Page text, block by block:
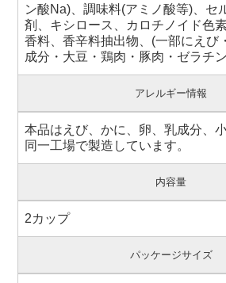
ン酸Na)、調味料(アミノ酸等)、セ
剤、キシロース、カロチノイド色
香料、香辛料抽出物、(一部にえび
成分・大豆・鶏肉・豚肉・ゼラチ
アレルギー情報
本品はえび、かに、卵、乳成分、
同一工場で製造しています。
内容量
2カップ
パッケージサイズ